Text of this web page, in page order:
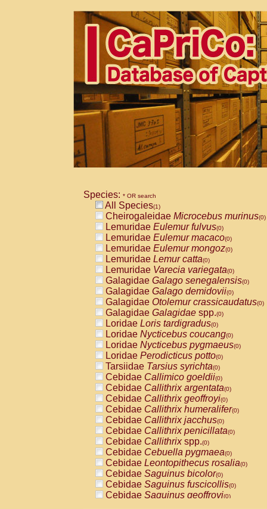
Species: * OR search
All Species(1)
Cheirogaleidae Microcebus murinus(0)
Lemuridae Eulemur fulvus(0)
Lemuridae Eulemur macaco(0)
Lemuridae Eulemur mongoz(0)
Lemuridae Lemur catta(0)
Lemuridae Varecia variegata(0)
Galagidae Galago senegalensis(0)
Galagidae Galago demidovii(0)
Galagidae Otolemur crassicaudatus(0)
Galagidae Galagidae spp.(0)
Loridae Loris tardigradus(0)
Loridae Nycticebus coucang(0)
Loridae Nycticebus pygmaeus(0)
Loridae Perodicticus potto(0)
Tarsiidae Tarsius syrichta(0)
Cebidae Callimico goeldii(0)
Cebidae Callithrix argentata(0)
Cebidae Callithrix geoffroyi(0)
Cebidae Callithrix humeralifer(0)
Cebidae Callithrix jacchus(0)
Cebidae Callithrix penicillata(0)
Cebidae Callithrixspp.(0)
Cebidae Cebuella pygmaea(0)
Cebidae Leontopithecus rosalia(0)
Cebidae Saguinus bicolor(0)
Cebidae Saguinus fuscicollis(0)
Cebidae Saguinus geoffroyi(0)